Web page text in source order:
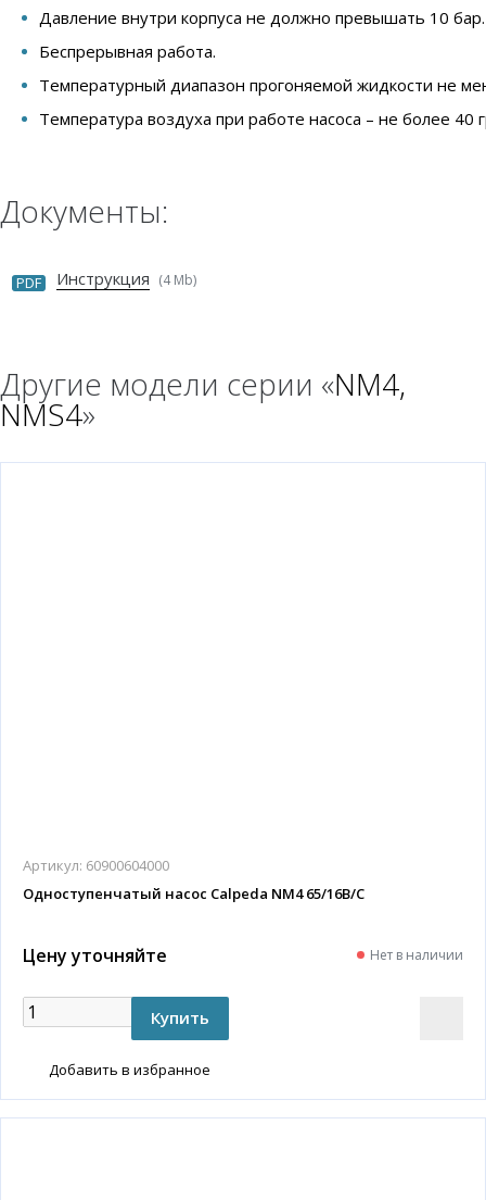
Давление внутри корпуса не должно превышать 10 бар.
Беспрерывная работа.
Температурный диапазон прогоняемой жидкости не
Температура воздуха при работе насоса – не более 40
Документы:
PDF Инструкция (4 Mb)
Другие модели серии «NM4,
NMS4»
Артикул: 60900604000
Одноступенчатый насос Calpeda NM4 65/16B/C
Цену уточняйте Нет в наличии
Добавить в избранное